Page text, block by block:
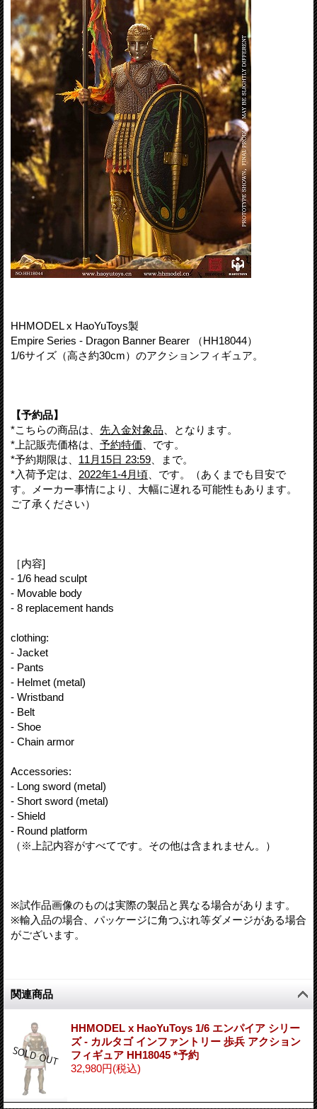
HHMODEL x HaoYuToys製
Empire Series - Dragon Banner Bearer （HH18044）
1/6サイズ（高さ約30cm）のアクションフィギュア。
【予約品】
*こちらの商品は、 先入金対象品 、となります。
*上記販売価格は、 予約特価 、です。
*予約期限は、 11月15日 23:59 、まで。
*入荷予定は、 2022年1-4月頃 、です。（あくまでも目安で
す。メーカー事情により、大幅に遅れる可能性もあります。
ご了承ください）
［内容]
- 1/6 head sculpt
- Movable body
- 8 replacement hands
clothing:
- Jacket
- Pants
- Helmet (metal)
- Wristband
- Belt
- Shoe
- Chain armor
Accessories:
- Long sword (metal)
- Short sword (metal)
- Shield
- Round platform
（※上記内容がすべてです。その他は含まれません。）
※試作品画像のものは実際の製品と異なる場合があります。
※輸入品の場合、パッケージに角つぶれ等ダメージがある場合
がございます。
関連商品
HHMODEL x HaoYuToys 1/6 エンパイア シリー
ズ - カルタゴ インファントリー 歩兵 アクション
フィギュア HH18045 *予約
32,980円(税込)